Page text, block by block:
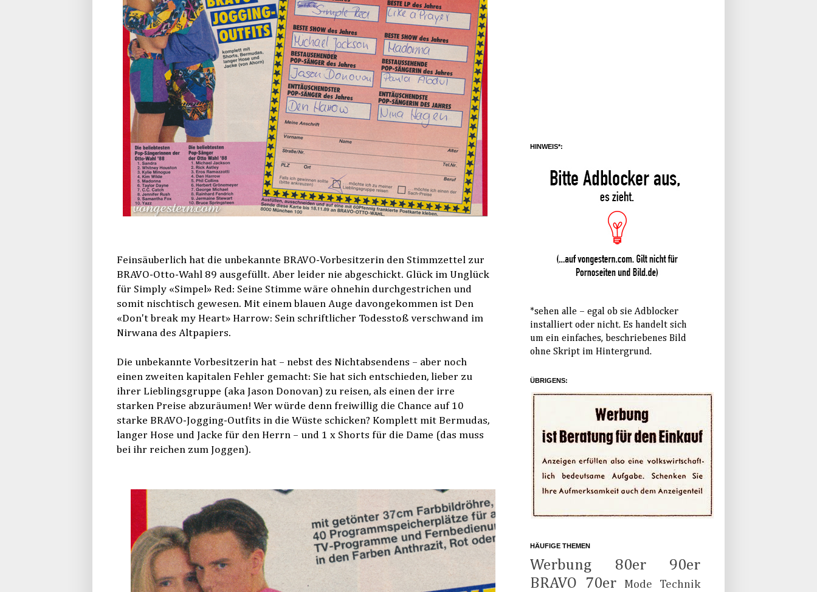
Feinsäuberlich hat die unbekannte BRAVO-Vorbesitzerin den Stimmzettel zur
BRAVO-Otto-Wahl 89 ausgefüllt. Aber leider nie abgeschickt. Glück im Unglück
für Simply «Simpel» Red: Seine Stimme wäre ohnehin durchgestrichen und
somit nischtisch gewesen. Mit einem blauen Auge davongekommen ist Den
«Don't break my Heart» Harrow: Sein schriftlicher Todesstoß verschwand im
Nirwana des Altpapiers.
Die unbekannte Vorbesitzerin hat – nebst des Nichtabsendens – aber noch
einen zweiten kapitalen Fehler gemacht: Sie hat sich entschieden, lieber zu
ihrer Lieblingsgruppe (aka Jason Donovan) zu reisen, als einen der irre
starken Preise abzuräumen! Wer würde denn freiwillig die Chance auf 10
starke BRAVO-Jogging-Outfits in die Wüste schicken? Komplett mit Bermudas,
langer Hose und Jacke für den Herrn – und 1 x Shorts für die Dame (das muss
bei ihr reichen zum Joggen).
HINWEIS*:
*sehen alle – egal ob sie Adblocker
installiert oder nicht. Es handelt sich
um ein einfaches, beschriebenes Bild
ohne Skript im Hintergrund.
ÜBRIGENS:
HÄUFIGE THEMEN
Werbung 80er
90er
BRAVO
70er Mode
Technik